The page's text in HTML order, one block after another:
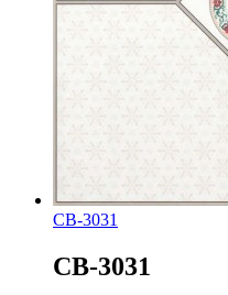
СВ-3031
СВ-3031